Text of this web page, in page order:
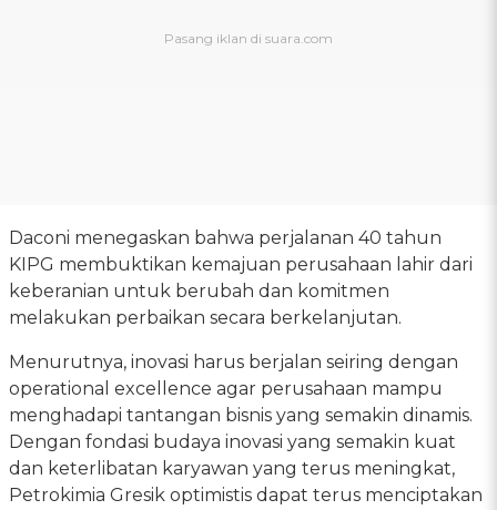
Daconi menegaskan bahwa perjalanan 40 tahun
KIPG membuktikan kemajuan perusahaan lahir dari
keberanian untuk berubah dan komitmen
melakukan perbaikan secara berkelanjutan.
Menurutnya, inovasi harus berjalan seiring dengan
operational excellence agar perusahaan mampu
menghadapi tantangan bisnis yang semakin dinamis.
Dengan fondasi budaya inovasi yang semakin kuat
dan keterlibatan karyawan yang terus meningkat,
Petrokimia Gresik optimistis dapat terus menciptakan